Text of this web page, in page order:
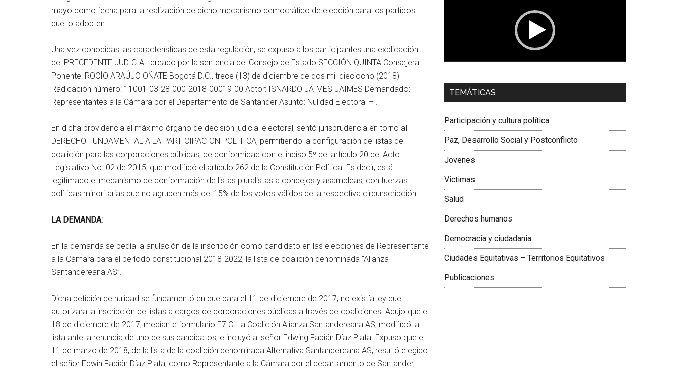
mayo como fecha para la realización de dicho mecanismo democrático de elección para los partidos
que lo adopten.
Una vez conocidas las características de esta regulación, se expuso a los participantes una explicación
del PRECEDENTE JUDICIAL creado por la sentencia del Consejo de Estado SECCIÓN QUINTA Consejera
Ponente: ROCÍO ARAÚJO OÑATE Bogotá D.C., trece (13) de diciembre de dos mil dieciocho (2018)
Radicación número: 11001-03-28-000-2018-00019-00 Actor: ISNARDO JAIMES JAIMES Demandado:
Representantes a la Cámara por el Departamento de Santander Asunto: Nulidad Electoral – .
En dicha providencia el máximo órgano de decisión judicial electoral, sentó jurisprudencia en torno al
DERECHO FUNDAMENTAL A LA PARTICIPACION POLITICA, permitiendo la configuración de listas de
coalición para las corporaciones públicas, de conformidad con el inciso 5º del artículo 20 del Acto
Legislativo No. 02 de 2015, que modificó el artículo 262 de la Constitución Política. Es decir, está
legitimado el mecanismo de conformación de listas pluralistas a concejos y asambleas, con fuerzas
políticas minoritarias que no agrupen más del 15% de los votos válidos de la respectiva circunscripción.
LA DEMANDA:
En la demanda se pedía la anulación de la inscripción como candidato en las elecciones de Representante
a la Cámara para el período constitucional 2018-2022, la lista de coalición denominada “Alianza
Santandereana AS”.
Dicha petición de nulidad se fundamentó en que para el 11 de diciembre de 2017, no existía ley que
autorizara la inscripción de listas a cargos de corporaciones públicas a través de coaliciones. Adujo que el
18 de diciembre de 2017, mediante formulario E7 CL la Coalición Alianza Santandereana AS, modificó la
lista ante la renuncia de uno de sus candidatos, e incluyó al señor Edwing Fabián Díaz Plata. Expuso que el
11 de marzo de 2018, de la lista de la coalición denominada Alternativa Santandereana AS, resultó elegido
el señor Edwin Fabián Díaz Plata, como Representante a la Cámara por el departamento de Santander,
Dra. Carolina Corcho Mejía,
Latinoamericana Sur, Vicepresidenta Federación
TEMÁTICAS
Participación y cultura política
Paz, Desarrollo Social y Postconflicto
Jovenes
Victimas
Salud
Derechos humanos
Democracia y ciudadania
Ciudades Equitativas – Territorios Equitativos
Publicaciones